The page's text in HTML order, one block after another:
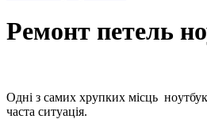
Ремонт петель
Одні з caмиx хрупких місць
часта ситуація.